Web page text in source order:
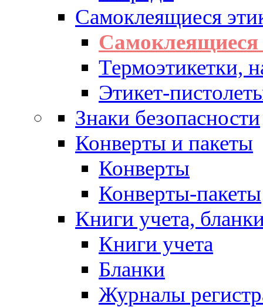
Самоклеящиеся
Самоклеящиеся
Термоэтикетки,
Этикет-
Знаки безопасности
Конверты и пакеты
Конверты
Конверты-пакеты
Книги учета,
Книги учета
Бланки
Журналы